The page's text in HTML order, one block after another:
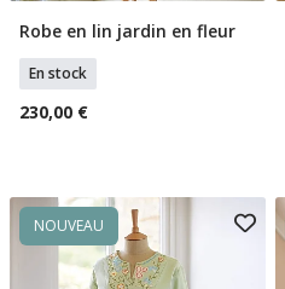
Sélectionner Tailles
Robe en lin jardin en fleur
En stock
230,00 €
NOUVEAU